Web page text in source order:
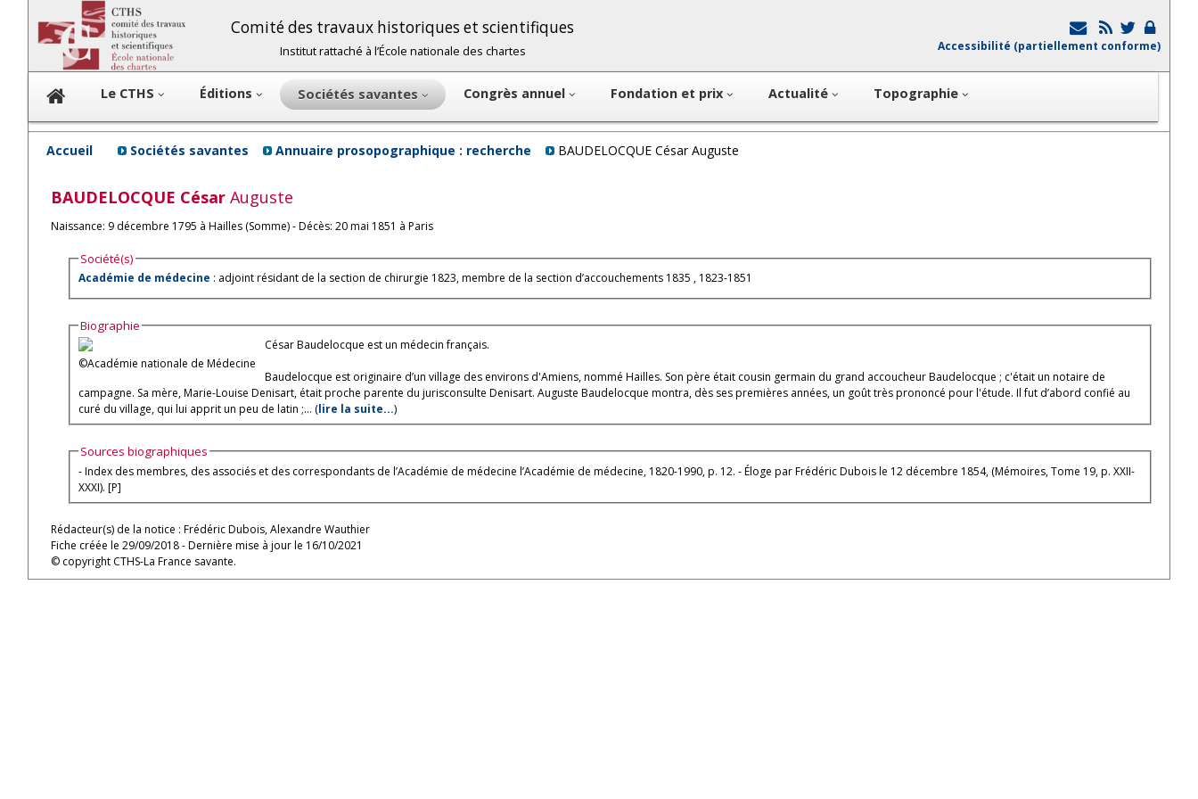
Comité des travaux historiques et scientifiques
Institut rattaché à l’École nationale des chartes Accessibilité (partiellement conforme)
Le CTHS Éditions Sociétés savantes Congrès annuel Fondation et prix Actualité Topographie
Accueil Sociétés savantes Annuaire prosopographique : recherche BAUDELOCQUE César Auguste
BAUDELOCQUE César Auguste
Naissance: 9 décembre 1795 à Hailles (Somme) - Décès: 20 mai 1851 à Paris
Société(s)
Académie de médecine : adjoint résidant de la section de chirurgie 1823, membre de la section d’accouchements 1835 , 1823-1851
Biographie
©Académie nationale de Médecine
César Baudelocque est un médecin français.
Baudelocque est originaire d’un village des environs d'Amiens, nommé Hailles. Son père était cousin germain du grand accoucheur Baudelocque ; c'était un notaire de
campagne. Sa mère, Marie-Louise Denisart, était proche parente du jurisconsulte Denisart. Auguste Baudelocque montra, dès ses premières années, un goût très prononcé pour l'étude. Il fut d’abord confié au
curé du village, qui lui apprit un peu de latin ;... (lire la suite...)
Sources biographiques
- Index des membres, des associés et des correspondants de l’Académie de médecine l’Académie de médecine, 1820-1990, p. 12. - Éloge par Frédéric Dubois le 12 décembre 1854, (Mémoires, Tome 19, p. XXII-
XXXI). [P]
Rédacteur(s) de la notice : Frédéric Dubois, Alexandre Wauthier
Fiche créée le 29/09/2018 - Dernière mise à jour le 16/10/2021
© copyright CTHS-La France savante.